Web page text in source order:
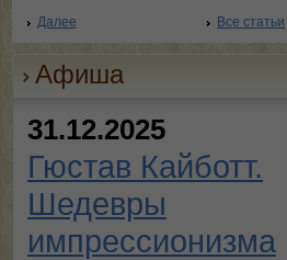
Далее Все статьи
Афиша
31.12.2025
Гюстав Кайботт.
Шедевры
импрессионизма